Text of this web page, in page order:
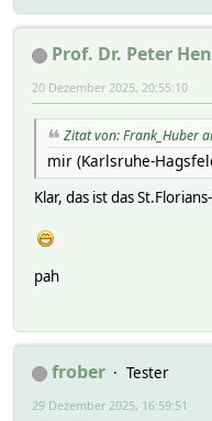
Prof. Dr. Peter
20 Dezember 2025, 20:55:10
Zitat von: Frank_Huber
mir (Karlsruhe-
Klar, das ist das
pah
frober
Tester
29 Dezember 2025, 16:59:51